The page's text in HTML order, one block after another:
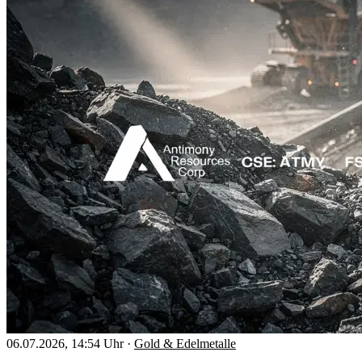
06.07.2026, 14:54 Uhr · Gold & Edelmetalle